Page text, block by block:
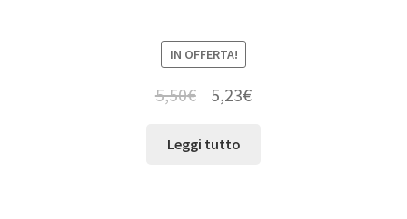
IN OFFERTA!
5,50€ 5,23€
Leggi tutto